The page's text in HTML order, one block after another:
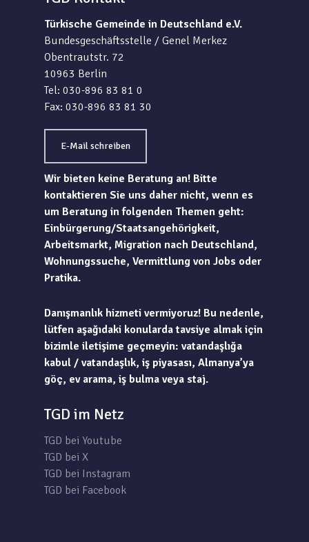
Türkische Gemeinde in Deutschland e.V.
Bundesgeschäftsstelle / Genel Merkez
Obentrautstr. 72
10963 Berlin
Tel: 030-896 83 81 0
Fax: 030-896 83 81 30
E-Mail schreiben
Wir bieten keine Beratung an! Bitte
kontaktieren Sie uns daher nicht, wenn es
um Beratung in folgenden Themen geht:
Einbürgerung/Staatsangehörigkeit,
Arbeitsmarkt, Migration nach Deutschland,
Wohnungssuche, Vermittlung von Jobs oder
Pratika.
Danışmanlık hizmeti vermiyoruz! Bu nedenle,
lütfen aşağıdaki konularda tavsiye almak için
bizimle iletişime geçmeyin: vatandaşlığa
kabul / vatandaşlık, iş piyasası, Almanya’ya
göç, ev arama, iş bulma veya staj.
TGD im Netz
TGD bei Youtube
TGD bei X
TGD bei Instagram
TGD bei Facebook